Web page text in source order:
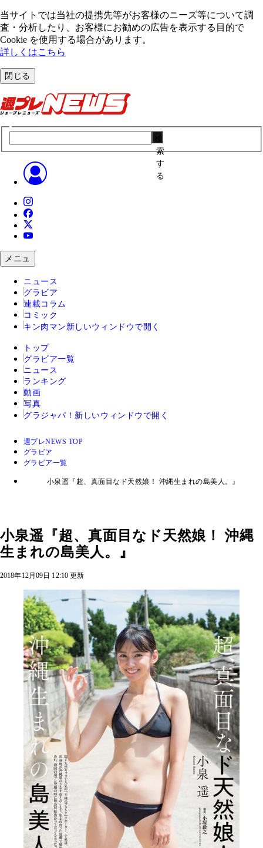
当サイトでは当社の提携先等がお客様のニーズ等について調
査・分析したり、お客様にお勧めの広告を表⽰する⽬的で
Cookie を使⽤する場合があります。
詳しくはこちら
閉じる
索
す
る
メニュ
ニュース
グラビア
連載コラム
コミック
キン肉マン 新しいウィンドウで開く
トップ
グラビア一覧
ニュース
ランキング
動画
写真
グラジャパ！ 新しいウィンドウで開く
週プレNEWS TOP
グラビア
グラビア一覧
小泉遥『超、真面目なド天然娘！ 沖縄生まれの島美人。』
小泉遥『超、真面目なド天然娘！ 沖縄
生まれの島美人。』
2018年12月09日 12:10 更新